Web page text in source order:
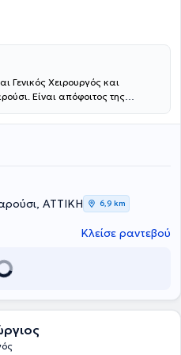
Γενικός Χειρουργός και
Είναι απόφοιτος της
με υποτροφία. Μετά το πέρας
στο Νοσοκομείο του Ελληνικού
στη Χειρουργική Κλινική
ΙΚΑ, τη Χειρουργική
Νοσημάτων Θώρακος Αθηνών
Νέας Ιωνίας
εταιρείες και έχει
του Ιατρείο στο Μαρούσι είναι
και Laser τελευταίας
ιδιωτικό χώρο parking, ενώ
ασθενούς και παράλληλα κάνει
Μινωτάκης Κωνσταντίνος
ΑΤΤΙΚΗ
6,9 km
Κλείσε ραντεβού